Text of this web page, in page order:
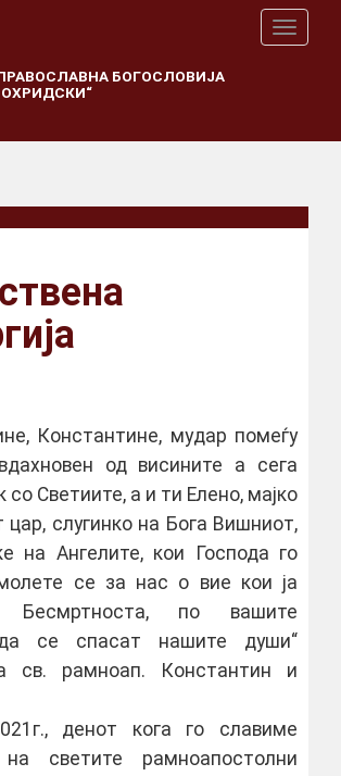
T
o
e
v
i
БОГОСЛОВИЈА
Константине, мудар помеѓу
од висините а сега
со Светиите, а и ти Елено, мајко
цар, слугинко на Бога Вишниот,
на Ангелите, кои Господа го
се за нас о вие кои ја
Бесмртноста, по вашите
се спасат нашите души“
св. рамноап. Константин и
денот кога го славиме
светите рамноапостолни